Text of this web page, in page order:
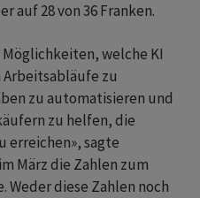
auf 28 von 36 Franken.
welche KI
Arbeitsabläufe zu
zu automatisieren und
zu helfen, die
erreichen», sagte
März die Zahlen zum
Weder diese Zahlen noch